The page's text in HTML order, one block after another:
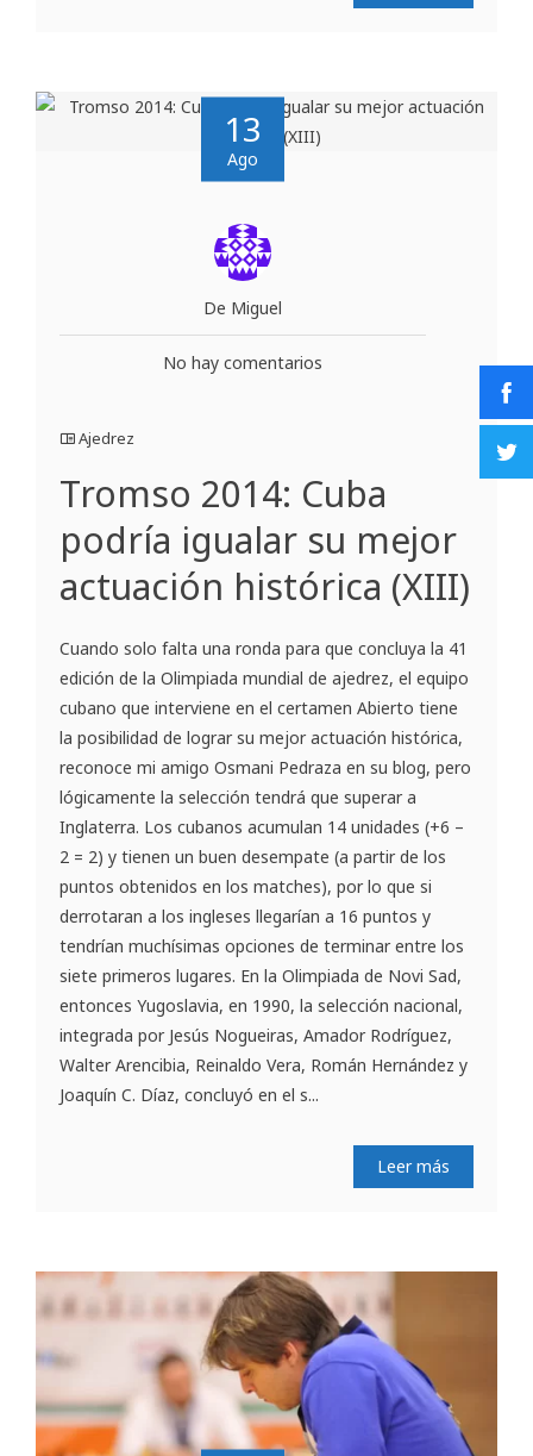
13
Ago
De Miguel
No hay comentarios
Ajedrez
Tromso 2014: Cuba
podría igualar su mejor
actuación histórica (XIII)
Cuando solo falta una ronda para que concluya la 41
edición de la Olimpiada mundial de ajedrez, el equipo
cubano que interviene en el certamen Abierto tiene
la posibilidad de lograr su mejor actuación histórica,
reconoce mi amigo Osmani Pedraza en su blog, pero
lógicamente la selección tendrá que superar a
Inglaterra. Los cubanos acumulan 14 unidades (+6 –
2 = 2) y tienen un buen desempate (a partir de los
puntos obtenidos en los matches), por lo que si
derrotaran a los ingleses llegarían a 16 puntos y
tendrían muchísimas opciones de terminar entre los
siete primeros lugares. En la Olimpiada de Novi Sad,
entonces Yugoslavia, en 1990, la selección nacional,
integrada por Jesús Nogueiras, Amador Rodríguez,
Walter Arencibia, Reinaldo Vera, Román Hernández y
Joaquín C. Díaz, concluyó en el s...
Leer más